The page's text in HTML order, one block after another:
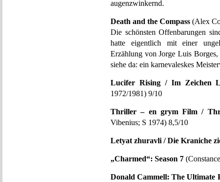
augenzwinkernd.
Death and the Compass (Alex
Die schönsten Offenbarungen
hatte eigentlich mit einer
Erzählung von Jorge Luis
siehe da: ein karnevaleskes
Lucifer Rising / Im Zeichen
1972/1981) 9/10
Thriller – en grym Film /
Vibenius; S 1974) 8,5/10
Letyat zhuravli / Die Kraniche
„Charmed“: Season 7
Donald Cammell: The Ultimate